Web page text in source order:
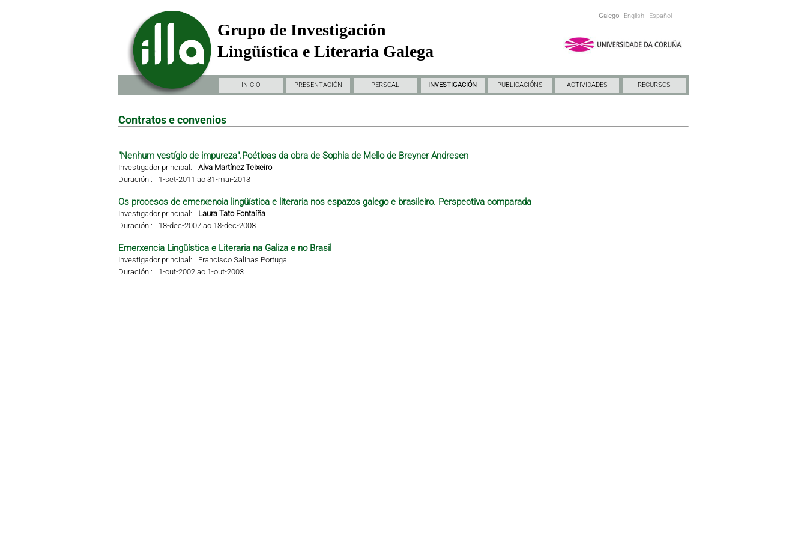
Galego English Español
Grupo de Investigación
Lingüística e Literaria Galega
INICIO PRESENTACIÓN PERSOAL INVESTIGACIÓN PUBLICACIÓNS ACTIVIDADES RECURSOS
Contratos e convenios
"Nenhum vestígio de impureza".Poéticas da obra de Sophia de Mello de Breyner Andresen
Investigador principal:
Alva Martínez Teixeiro
Duración :
1-set-2011 ao 31-mai-2013
Os procesos de emerxencia lingüística e literaria nos espazos galego e brasileiro. Perspectiva comparada
Investigador principal:
Laura Tato Fontaíña
Duración :
18-dec-2007 ao 18-dec-2008
Emerxencia Lingüística e Literaria na Galiza e no Brasil
Investigador principal:
Francisco Salinas Portugal
Duración :
1-out-2002 ao 1-out-2003